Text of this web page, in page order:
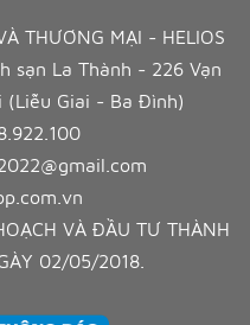
THƯƠNG MẠI - HELIOS
sạn La Thành - 226 Vạn
(Liễu Giai - Ba Đình)
VÀ ĐẦU TƯ THÀNH
02/05/2018.